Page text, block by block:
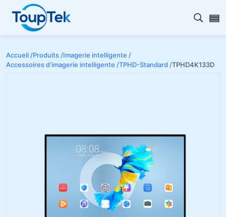
Ouvrir
Accueil /Produits /Imagerie intelligente /
Accessoires d’imagerie intelligente /TPHD-Standard /TPHD4K133D